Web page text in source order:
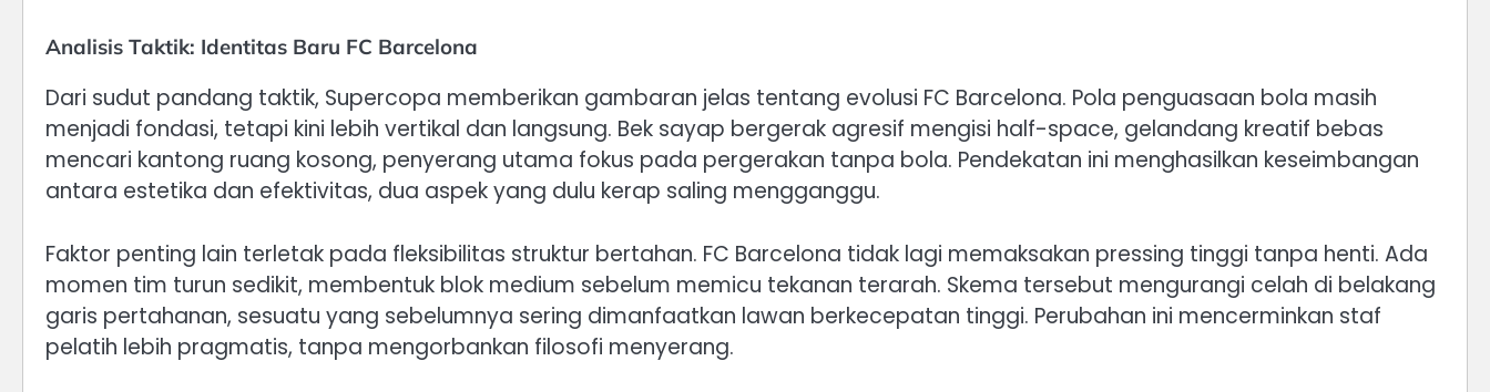
Analisis Taktik: Identitas Baru FC Barcelona
Dari sudut pandang taktik, Supercopa memberikan gambaran jelas tentang evolusi FC Barcelona. Pola penguasaan bola masih
menjadi fondasi, tetapi kini lebih vertikal dan langsung. Bek sayap bergerak agresif mengisi half-space, gelandang kreatif bebas
mencari kantong ruang kosong, penyerang utama fokus pada pergerakan tanpa bola. Pendekatan ini menghasilkan keseimbangan
antara estetika dan efektivitas, dua aspek yang dulu kerap saling mengganggu.
Faktor penting lain terletak pada fleksibilitas struktur bertahan. FC Barcelona tidak lagi memaksakan pressing tinggi tanpa henti. Ada
momen tim turun sedikit, membentuk blok medium sebelum memicu tekanan terarah. Skema tersebut mengurangi celah di belakang
garis pertahanan, sesuatu yang sebelumnya sering dimanfaatkan lawan berkecepatan tinggi. Perubahan ini mencerminkan staf
pelatih lebih pragmatis, tanpa mengorbankan filosofi menyerang.